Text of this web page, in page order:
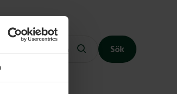
Fritext
Sök